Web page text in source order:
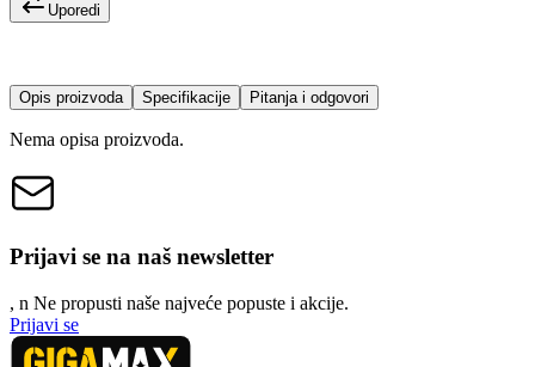
Uporedi
Opis proizvoda Specifikacije Pitanja i odgovori
Nema opisa proizvoda.
Prijavi se na naš newsletter
, n Ne propusti naše najveće popuste i akcije.
Prijavi se